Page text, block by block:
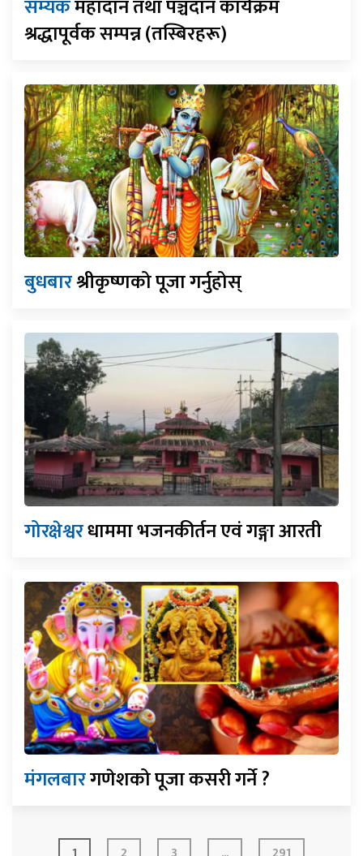
सम्यकमहादान तथा पञ्चदान कार्यक्रम
श्रद्धापूर्वक सम्पन्न (तस्बिरहरू)
बुधबारश्रीकृष्णको पूजा गर्नुहोस्
गोरक्षेश्वरधाममा भजनकीर्तन एवं गङ्गा आरती
मंगलबारगणेशको पूजा कसरी गर्ने ?